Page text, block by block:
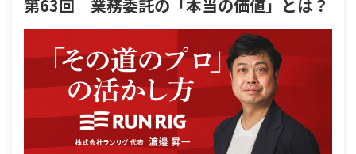
第63回 業務委託の「本当の価値」とは？